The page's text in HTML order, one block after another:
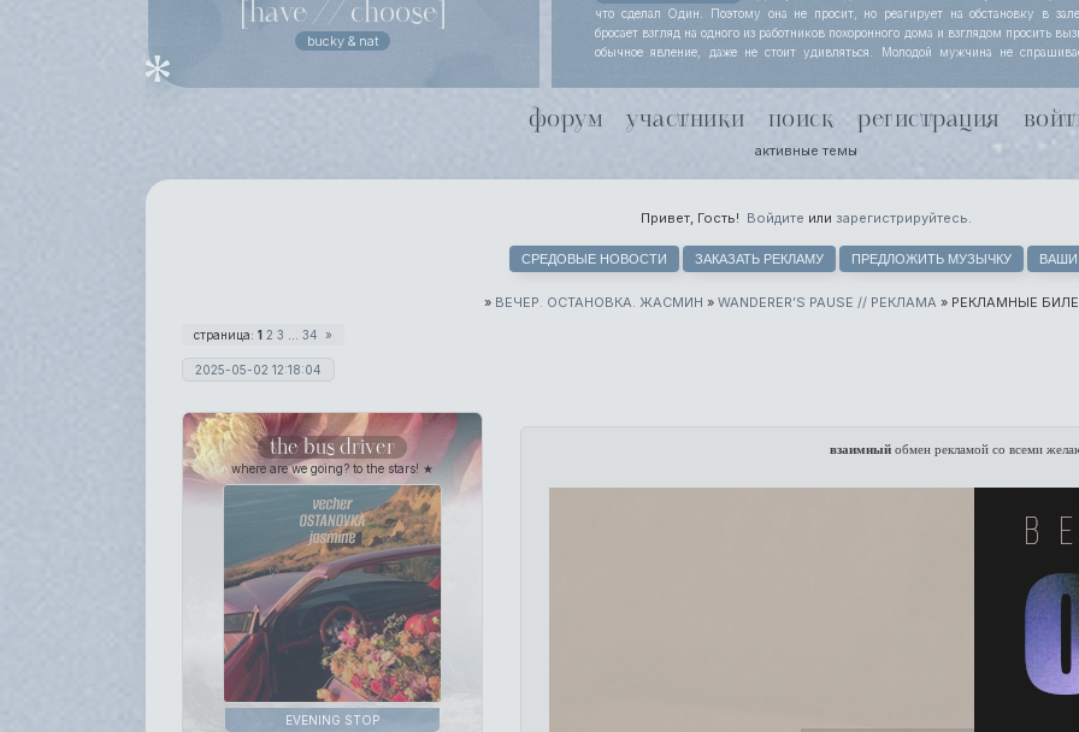
что сделал Один. Поэтому она не просит, но реагирует на обстановку в
бросает взгляд на одного из работников похоронного дома и взглядом просить
обычное явление, даже не стоит удивляться. Молодой мужчина не
поняли, что чутью незнакомки лучше доверять. Хель чуть хмурится.
[have // choose]
bucky & nat
форум участники поиск регистрация
активные темы
СРЕДОВЫЕ НОВОСТИ ЗАКАЗАТЬ РЕКЛАМУ ПРЕДЛОЖИТЬ МУЗЫЧКУ ВАШИ
Привет, Гость! Войдите или зарегистрируйтесь.
» ВЕЧЕР. ОСТАНОВКА. ЖАСМИН » WANDERER’S PAUSE // РЕКЛАМА » РЕКЛАМНЫЕ
страница: 1 2 3 34 »
2025-05-02 12:18:04
the bus driver
where are we going? to the stars! ★
EVENING STOP
взаимныйобмен рекламой со всеми